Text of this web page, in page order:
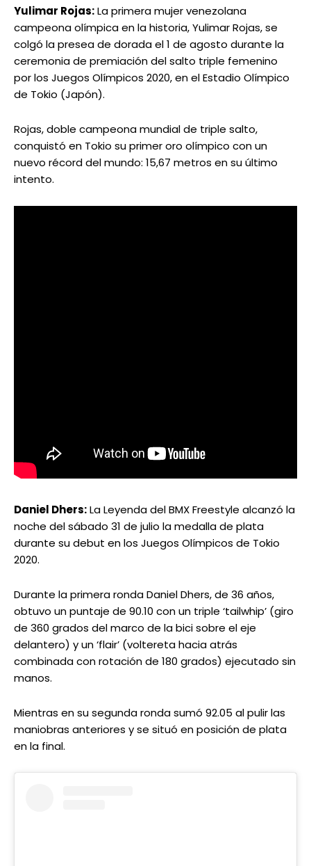
Yulimar Rojas:La primera mujer venezolana
campeona olímpica en la historia, Yulimar Rojas, se
colgó la presea de dorada el 1 de agosto durante la
ceremonia de premiación del salto triple femenino
por los Juegos Olímpicos 2020, en el Estadio Olímpico
de Tokio (Japón).
Rojas, doble campeona mundial de triple salto,
conquistó en Tokio su primer oro olímpico con un
nuevo récord del mundo: 15,67 metros en su último
intento.
Daniel Dhers:La Leyenda del BMX Freestyle alcanzó la
noche del sábado 31 de julio la medalla de plata
durante su debut en los Juegos Olímpicos de Tokio
2020.
Durante la primera ronda Daniel Dhers, de 36 años,
obtuvo un puntaje de 90.10 con un triple ‘tailwhip’ (giro
de 360 grados del marco de la bici sobre el eje
delantero) y un ‘flair’ (voltereta hacia atrás
combinada con rotación de 180 grados) ejecutado sin
manos.
Mientras en su segunda ronda sumó 92.05 al pulir las
maniobras anteriores y se situó en posición de plata
en la final.